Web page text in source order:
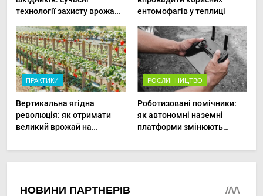
технології захисту врожаю
ентомофагів у теплиці
ПРАКТИКИ
Вертикальна ягідна
революція: як отримати
великий врожай на
РОСЛИННИЦТВО
Роботизовані помічники:
як автономні наземні
платформи змінюють
овочами